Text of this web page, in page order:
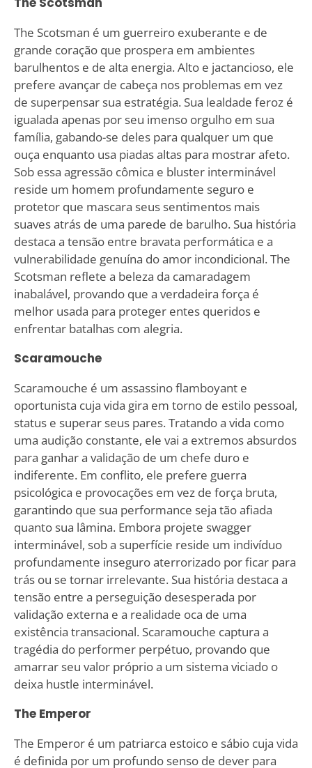
The Scotsman é um guerreiro exuberante e de
grande coração que prospera em ambientes
barulhentos e de alta energia. Alto e jactancioso, ele
prefere avançar de cabeça nos problemas em vez
de superpensar sua estratégia. Sua lealdade feroz é
igualada apenas por seu imenso orgulho em sua
família, gabando-se deles para qualquer um que
ouça enquanto usa piadas altas para mostrar afeto.
Sob essa agressão cômica e bluster interminável
reside um homem profundamente seguro e
protetor que mascara seus sentimentos mais
suaves atrás de uma parede de barulho. Sua história
destaca a tensão entre bravata performática e a
vulnerabilidade genuína do amor incondicional. The
Scotsman reflete a beleza da camaradagem
inabalável, provando que a verdadeira força é
melhor usada para proteger entes queridos e
enfrentar batalhas com alegria.
Scaramouche
Scaramouche é um assassino flamboyant e
oportunista cuja vida gira em torno de estilo pessoal,
status e superar seus pares. Tratando a vida como
uma audição constante, ele vai a extremos absurdos
para ganhar a validação de um chefe duro e
indiferente. Em conflito, ele prefere guerra
psicológica e provocações em vez de força bruta,
garantindo que sua performance seja tão afiada
quanto sua lâmina. Embora projete swagger
interminável, sob a superfície reside um indivíduo
profundamente inseguro aterrorizado por ficar para
trás ou se tornar irrelevante. Sua história destaca a
tensão entre a perseguição desesperada por
validação externa e a realidade oca de uma
existência transacional. Scaramouche captura a
tragédia do performer perpétuo, provando que
amarrar seu valor próprio a um sistema viciado o
deixa hustle interminável.
The Emperor
The Emperor é um patriarca estoico e sábio cuja vida
é definida por um profundo senso de dever para